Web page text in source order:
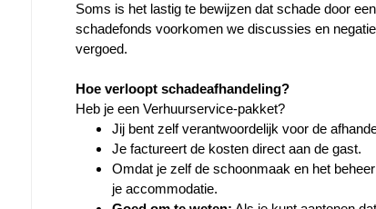
Soms is het lastig te bewijzen dat schade door
schadefonds voorkomen we discussies en
vergoed.
Hoe verloopt schadeafhandeling?
Heb je een Verhuurservice-pakket?
Jij bent zelf verantwoordelijk voor de
Je factureert de kosten direct aan de gast.
Omdat je zelf de schoonmaak en het
je accommodatie.